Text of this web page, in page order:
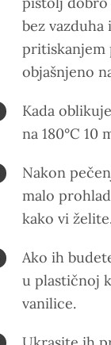
bez vazduha
pritiskanjem
objašnjeno
Kada
na 180°C 10
Nakon
malo
kako vi
Ako ih
u plastičnoj
vanilice.